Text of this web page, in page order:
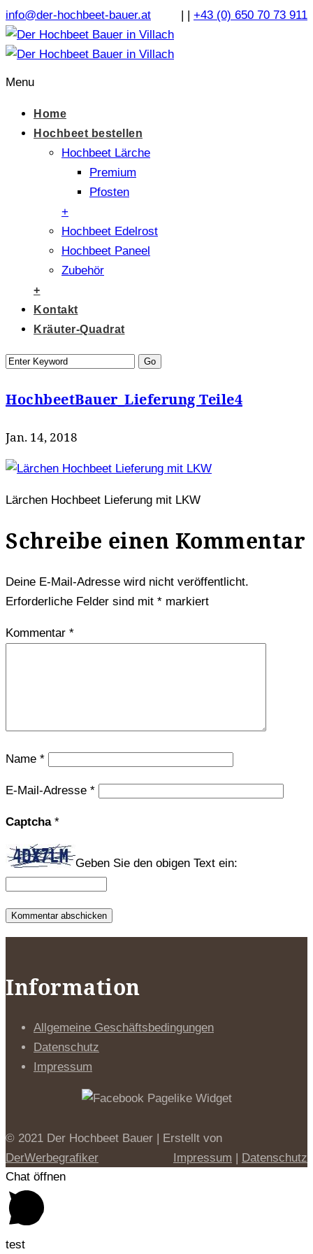
info@der-hochbeet-bauer.at | | +43 (0) 650 70 73 911
Menu
Home
Hochbeet bestellen
Hochbeet Lärche
Premium
Pfosten
+
Hochbeet Edelrost
Hochbeet Paneel
Zubehör
+
Kontakt
Kräuter-Quadrat
HochbeetBauer_Lieferung Teile4
Jan. 14, 2018
Lärchen Hochbeet Lieferung mit LKW
Schreibe einen Kommentar
Deine E-Mail-Adresse wird nicht veröffentlicht.
Erforderliche Felder sind mit * markiert
Kommentar *
Name *
E-Mail-Adresse *
Captcha *
Geben Sie den obigen Text ein:
Information
Allgemeine Geschäftsbedingungen
Datenschutz
Impressum
© 2021 Der Hochbeet Bauer | Erstellt von
DerWerbegrafiker
Impressum | Datenschutz
Chat öffnen
test